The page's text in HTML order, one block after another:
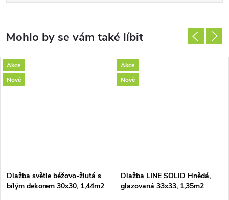
Akce
Nové
Dlažba světle béžovo-žlutá s
bílým dekorem 30x30, 1,44m2
Akce
Nové
Dlažba LINE SOLID Hnědá,
glazovaná 33x33, 1,35m2